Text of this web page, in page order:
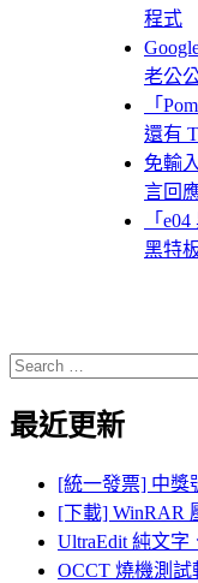
程式
老公
「
還有
免輸
言回
「
黑特
Search
for:
最近更新
[統一發票] 中獎
[下載] WinRAR
UltraEdit 純文字
OCCT 燒機測試